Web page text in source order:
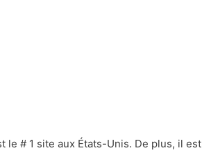
le # 1 site aux États-Unis. De plus, il est